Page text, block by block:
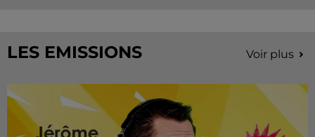
LES EMISSIONS Voir plus